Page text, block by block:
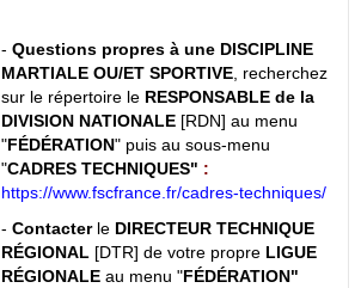
- Questions propres à une DISCIPLINE
MARTIALE OU/ET SPORTIVE , recherchez
sur le répertoire le RESPONSABLE de la
DIVISION NATIONALE [RDN] au menu
"FÉDÉRATION" puis au sous-menu
"CADRES TECHNIQUES" :
https://www.fscfrance.fr/cadres-techniques/
- Contacter le DIRECTEUR TECHNIQUE
RÉGIONAL [DTR] de votre propre LIGUE
RÉGIONALE au menu "FÉDÉRATION"